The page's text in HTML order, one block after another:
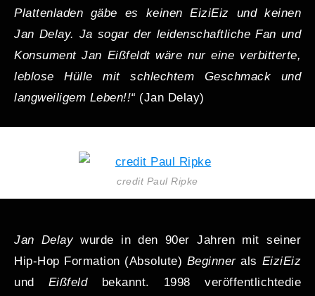
Plattenladen gäbe es keinen EiziEiz und keinen
Jan Delay. Ja sogar der leidenschaftliche Fan und
Konsument Jan Eißfeldt wäre nur eine verbitterte,
leblose Hülle mit schlechtem Geschmack und
langweiligem Leben!!“ (Jan Delay)
credit Paul Ripke
Jan Delaywurde in den 90er Jahren mit seiner
Hip-Hop Formation (Absolute) Beginnerals EiziEiz
und Eißfeldbekannt. 1998 veröffentlichtedie